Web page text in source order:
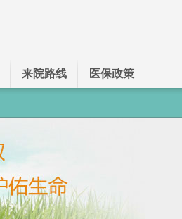
来院路线 医保政策